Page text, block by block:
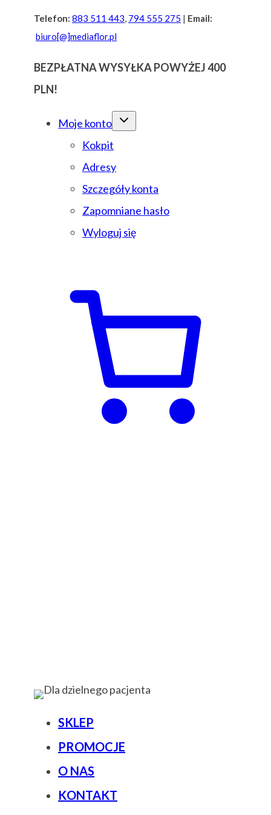
PrzejdźTelefon: 883 511 443, 794 555 275 | Email:
biuro[@]mediaflor.pl
BEZPŁATNA WYSYŁKA POWYŻEJ 400
PLN!
Moje konto
Kokpit
Adresy
Szczegóły konta
Zapomniane hasło
Wyloguj się
SKLEP
PROMOCJE
O NAS
KONTAKT